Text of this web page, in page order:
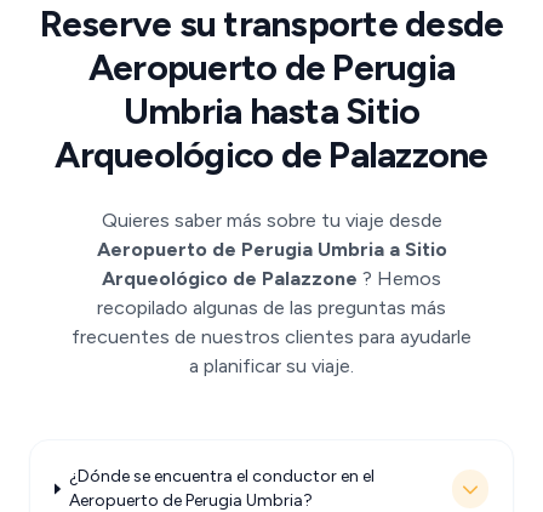
Reserve su transporte desde
Aeropuerto de Perugia
Umbria hasta Sitio
Arqueológico de Palazzone
Quieres saber más sobre tu viaje desde
Aeropuerto de Perugia Umbria a Sitio
Arqueológico de Palazzone ? Hemos
recopilado algunas de las preguntas más
frecuentes de nuestros clientes para ayudarle
a planificar su viaje.
¿Dónde se encuentra el conductor en el
Aeropuerto de Perugia Umbria?